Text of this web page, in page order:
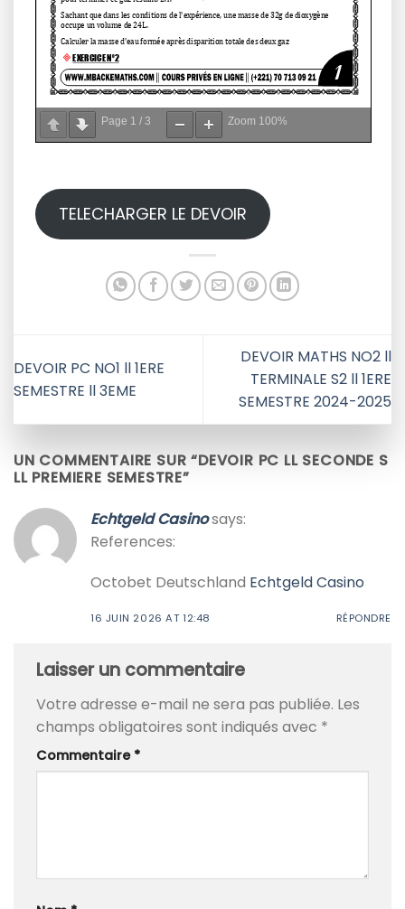
Page 1 / 3 Zoom 100%
TELECHARGER LE DEVOIR
DEVOIR PC NO1 ll 1ERE
SEMESTRE ll 3EME
DEVOIR MATHS NO2 ll
TERMINALE S2 ll 1ERE
SEMESTRE 2024-2025
UN COMMENTAIRE SUR “DEVOIR PC LL SECONDE S
LL PREMIERE SEMESTRE”
Echtgeld Casinosays:
References:
Octobet Deutschland Echtgeld Casino
16 JUIN 2026 AT 12:48 RÉPONDRE
Laisser un commentaire
Votre adresse e-mail ne sera pas publiée. Les
champs obligatoires sont indiqués avec *
Commentaire *